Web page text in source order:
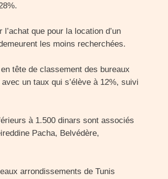
que pour la location d’un
les moins recherchées.
tête de classement des bureaux
un taux qui s’élève à 12%, suivi
à 1.500 dinars sont associés
Pacha, Belvédère,
arrondissements de Tunis